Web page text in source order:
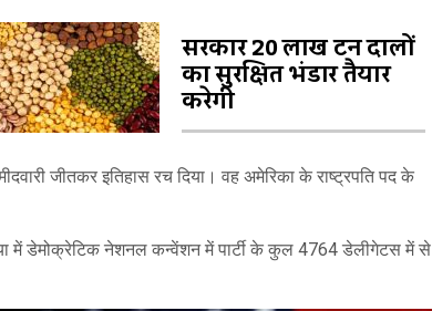
सरकार 20 लाख टन दालों
का सुरक्षित भंडार तैयार
करेगी
जीतकर इतिहास रच दिया। वह अमेरिका के राष्ट्रपति पद के
में डेमोक्रेटिक नेशनल कन्वेंशन में पार्टी के कुल 4764 डेलीगेटस में से